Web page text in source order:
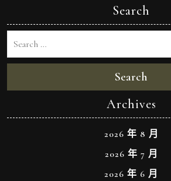
Search
Search
Archives
2026 年 8 月
2026 年 7 月
2026 年 6 月